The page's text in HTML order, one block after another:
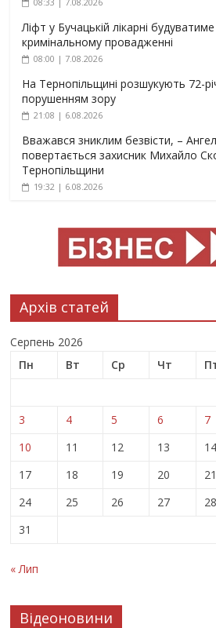
Ліфт у Бучацькій лікарні
кримінальному провадженні
08:00 | 7.08.2026
На Тернопільщині розшукують 72-
порушенням зору
21:08 | 6.08.2026
Вважався зниклим безвісти, –
повертається захисник Михайло
Тернопільщини
19:32 | 6.08.2026
Архів статей
Серпень 2026
Пн
Вт Ср Чт
3
4 5 6 7
10
11 12 13 14
17
18 19 20 21
24
25 26 27 28
31
« Лип
Відеоновини